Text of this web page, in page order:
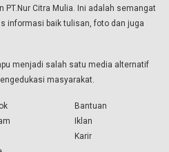
PT.Nur Citra Mulia. Ini adalah semangat
informasi baik tulisan, foto dan juga
menjadi salah satu media alternatif
masyarakat.
Bantuan
Iklan
Karir